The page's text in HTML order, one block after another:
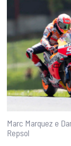
Marc Marquez e
Repsol